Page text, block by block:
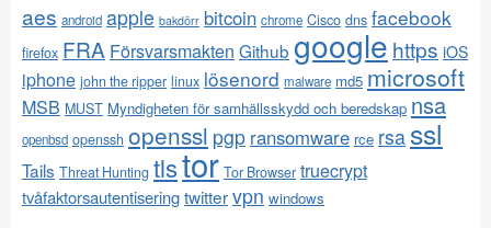
aes android apple bakdörr bitcoin chrome Cisco dns facebook
firefox FRA Försvarsmakten Github google https iOS
iphone john the ripper linux lösenord malware md5 microsoft
MSB MUST Myndigheten för samhällsskydd och beredskap nsa
openbsd openssh openssl pgp ransomware rce rsa ssl
Tails Threat Hunting tlstor Tor Browser truecrypt
tvåfaktorsautentiseringtwittervpn windows